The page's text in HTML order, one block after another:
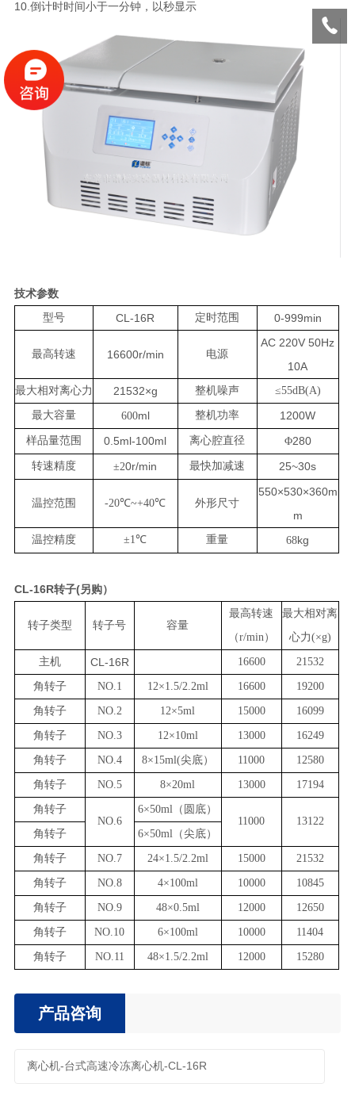
10.倒计时时间小于一分钟，以秒显示
技术参数
型号 CL-16R 定时范围 0-999min
最高转速 16600r/min 电源
AC 220V 50Hz
10A
最大相对离心力 21532×g 整机噪声 ≤55dB(A)
最大容量 600ml 整机功率 1200W
样品量范围 0.5ml-100ml 离心腔直径 Φ280
转速精度 ±20r/min 最快加减速 25~30s
温控范围 -20℃~+40℃ 外形尺寸
550×530×360m
m
温控精度 ±1℃ 重量 68kg
CL-16R转子(另购）
转子类型 转子号 容量
最高转速
（r/min）
最大相对离
心力(×g)
主机 CL-16R 16600 21532
角转子 NO.1 12×1.5/2.2ml 16600 19200
角转子 NO.2 12×5ml 15000 16099
角转子 NO. 3 12×10ml 13000 16249
角转子 NO. 4 8×15ml(尖底） 11000 12580
角转子 NO. 5 8×20ml 13000 17194
角转子
NO. 6
6×50ml（圆底）
1 1000
13122
角转子
6×50ml（尖底）
角转子 NO. 7 24×1.5/2.2ml 1 5000 21532
角转子 NO. 8 4×100ml 1 0000 10845
角转子 NO. 9 48×0.5ml 1 2000 12650
角转子 NO. 10 6×100ml 1 0000 11404
角转子 NO. 11 48×1.5/2.2ml 12000 15280
产品咨询